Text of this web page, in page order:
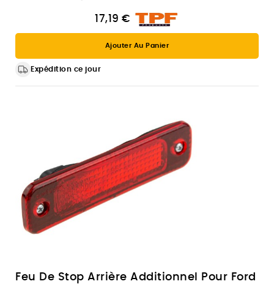
17,19 €
Ajouter Au Panier
Expédition ce jour
Feu De Stop Arrière Additionnel Pour Ford